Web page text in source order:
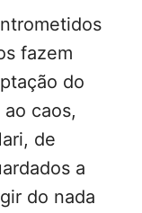
fazem
do
caos,
de
a
do nada